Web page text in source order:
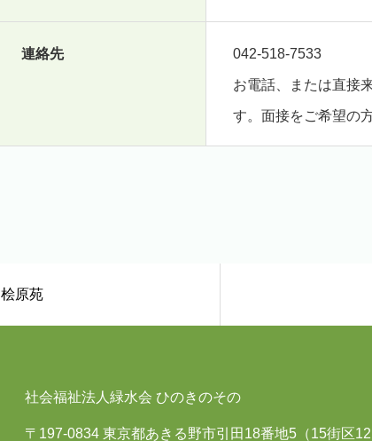
連絡先 042-518-7533
お電話、または直接
す。面接をご希望の
桧原苑
社会福祉法人緑水会 ひのきのその
〒197-0834 東京都あきる野市引田18番地5（15街区12